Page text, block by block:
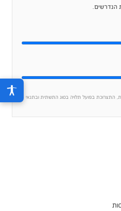
הנדרשים.
התצרוכת בפועל תלויה בסוג התשתית ובתנאי